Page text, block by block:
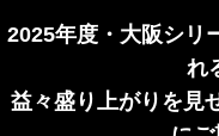
2025年度・大阪シリ
れ
益々盛り上がりを見